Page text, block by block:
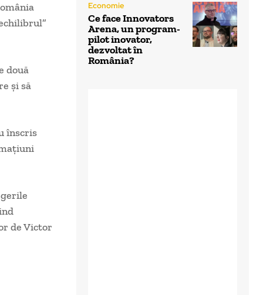
două
şi să
înscris
de Victor
Economie
Ce face Innovators
Arena, un program-
pilot inovator,
dezvoltat în
România?